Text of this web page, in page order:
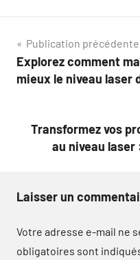
Navigation
de
Publication précédente
Explorez comment
mieux le niveau laser
Transformez vos
au niveau
Laisser un
Votre adresse e-mail ne
obligatoires sont